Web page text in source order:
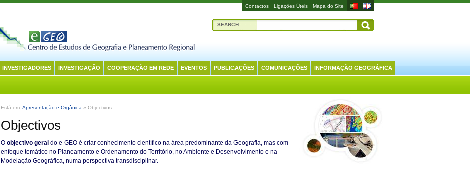
Contactos Ligações Úteis Mapa do Site
SEARCH:
INVESTIGADORES INVESTIGAÇÃO COOPERAÇÃO EM REDE EVENTOS PUBLICAÇÕES COMUNICAÇÕES INFORMAÇÃO GEOGRÁFICA
Está em: Apresentação e Orgânica » Objectivos
Objectivos
O objectivo geral do e-GEO é criar conhecimento científico na área predominante da Geografia, mas com
enfoque temático no Planeamento e Ordenamento do Território, no Ambiente e Desenvolvimento e na
Modelação Geográfica, numa perspectiva transdisciplinar.